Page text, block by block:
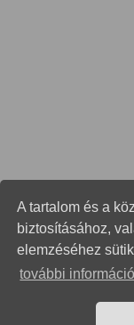
A tartalom és a
biztosításához,
elemzéséhez
további